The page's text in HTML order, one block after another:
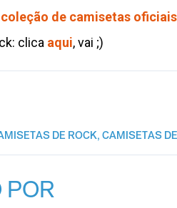
coleção de camisetas
clica aqui, vai ;)
DE ROCK,CAMISETAS
POR